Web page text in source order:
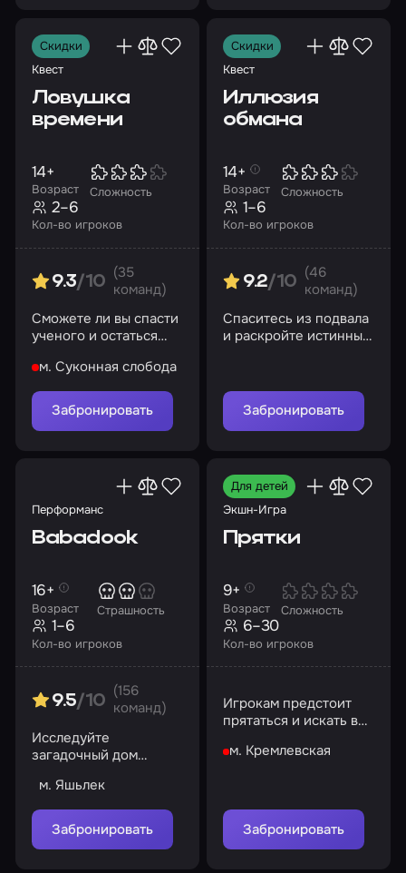
Скидки
Квест
Ловушка
времени
Возраст
14+
Сложность
Кол-во игроков
2–6
9.3/10
(35
команд)
Сможете ли вы спасти
ученого и остаться
м. Суконная слобода
Забронировать
Скидки
Квест
Иллюзия
обмана
Возраст
14+
Сложность
Кол-во игроков
1–6
9.2/10
(46
команд)
Спаситесь из подвала
и раскройте истинные
Забронировать
Перформанс
Babadook
Возраст
16+
Страшность
Кол-во игроков
1–6
9.5/10
(156
команд)
Исследуйте
загадочный дом
его тайны
м. Яшьлек
Забронировать
Для детей
Экшн-Игра
Прятки
Возраст
9+
Сложность
Кол-во игроков
6–30
Игрокам предстоит
прятаться и искать в
лабиринте
м. Кремлевская
Забронировать